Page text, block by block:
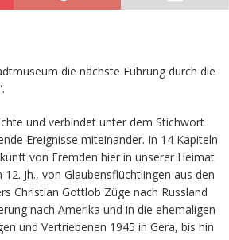
die nächste Führung durch die
und verbindet unter dem Stichwort
Ereignisse miteinander. In 14 Kapiteln
von Fremden hier in unserer Heimat
Jh., von Glaubensflüchtlingen aus den
Christian Gottlob Züge nach Russland
nach Amerika und in die ehemaligen
und Vertriebenen 1945 in Gera, bis hin